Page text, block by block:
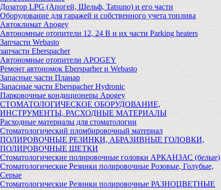
Дозатор LPG (Апогей, Шельф, Tatsuno) и его части
Оборудование для гаражей и собственного учета топлива
Автоклимат Apogey
Автономные отопители 12, 24 В и их части Parking heaters
Запчасти Webasto
запчасти Eberspacher
Автономные отопители APOGEY
Ремонт автономок Ebersparher и Webasto
Запасные части Планар
Запасные части Eberspacher Hydronic
Парковочные кондиционеры Apogey
СТОМАТОЛОГИЧЕСКОЕ ОБОРУДОВАНИЕ,
ИНСТРУМЕНТЫ, РАСХОДНЫЕ МАТЕРИАЛЫ
Расходные материалы для стоматологии
Стоматологический пломбировочный материал
ПОЛИРОВОЧНЫЕ РЕЗИНКИ, АБРАЗИВНЫЕ ГОЛОВКИ,
ПОЛИРОВОЧНЫЕ ЩЕТКИ
Стоматологические полировочные головки АРКАНЗАС (белые)
Стоматологические Резинки полировочные Розовые, Голубые,
Серые
Стоматологические Резинки полировочные РАЗНОЦВЕТНЫЕ